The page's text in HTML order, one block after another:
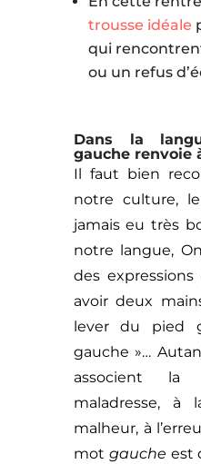
trousse idéale
qui
ou un refus
Dans la
gauche renvoie
Il faut bien
notre culture,
jamais eu très
notre langue,
des
avoir deux
lever du pied
gauche »…
associent
maladresse, à
malheur, à
mot gauche est